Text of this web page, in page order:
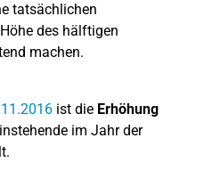
tatsächlichen
des hälftigen
machen.
ist die Erhöhung
im Jahr der